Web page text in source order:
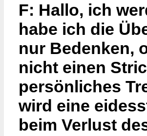
F: Hallo, ich
habe ich die
nur Bedenken,
nicht einen
persönliches
wird eine
beim Verlust